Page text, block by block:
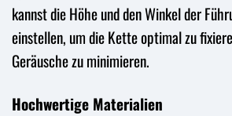
kannst die Höhe und den Winkel der
einstellen, um die Kette optimal zu
Geräusche zu minimieren.
Hochwertige Materialien